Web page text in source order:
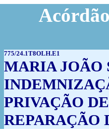
775/24.1T8OLH.E1
MARIA JOÃO
PRIVAÇÃO
REPARAÇÃO